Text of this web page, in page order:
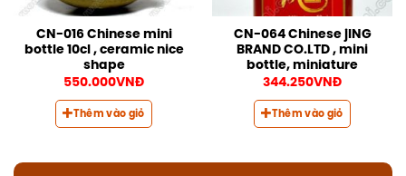
CN-016 Chinese mini
bottle 10cl , ceramic nice
shape
550.000VNĐ
Thêm vào giỏ
CN-064 Chinese jING
BRAND CO.LTD , mini
bottle, miniature
344.250VNĐ
Thêm vào giỏ